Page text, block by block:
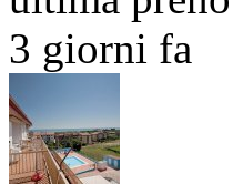
3 giorni fa